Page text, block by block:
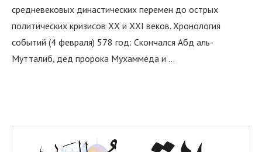
средневековых династических перемен до острых
политических кризисов XX и XXI веков. Хронология
событий (4 февраля) 578 год: Скончался Абд аль-
Мутталиб, дед пророка Мухаммеда и …